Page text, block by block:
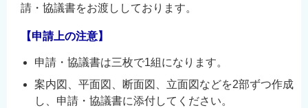
請・協議書をお渡ししております。
【申請上の注意】
申請・協議書は三枚で1組になります。
案内図、平面図、断面図、立面図などを2部ずつ作成
し、申請・協議書に添付してください。